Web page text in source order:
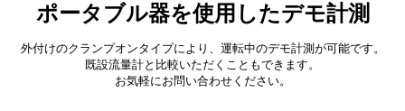
ポータブル器を使用したデモ計測
外付けのクランプオンタイプにより、運転中のデモ計測が可能です。
既設流量計と比較いただくこともできます。
お気軽にお問い合わせください。